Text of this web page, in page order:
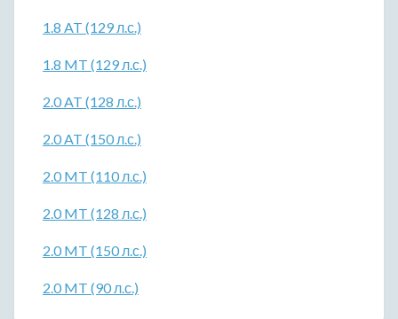
1.8 AT (129 л.с.)
1.8 MT (129 л.с.)
2.0 AT (128 л.с.)
2.0 AT (150 л.с.)
2.0 MT (110 л.с.)
2.0 MT (128 л.с.)
2.0 MT (150 л.с.)
2.0 MT (90 л.с.)